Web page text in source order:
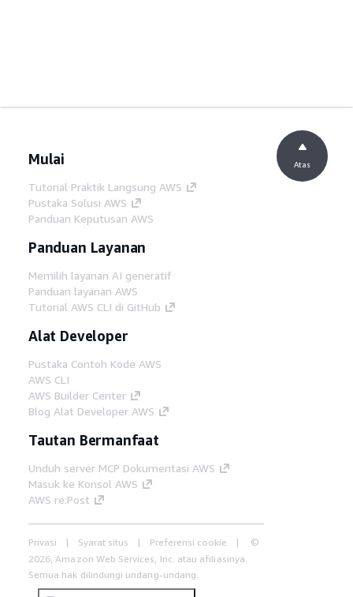
Mulai
Tutorial Praktik Langsung AWS
Pustaka Solusi AWS
Panduan Keputusan AWS
Panduan Layanan
Memilih layanan AI generatif
Panduan layanan AWS
Tutorial AWS CLI di GitHub
Alat Developer
Pustaka Contoh Kode AWS
AWS CLI
AWS Builder Center
Blog Alat Developer AWS
Tautan Bermanfaat
Unduh server MCP Dokumentasi AWS
Masuk ke Konsol AWS
AWS re:Post
Privasi Syarat situs Preferensi cookie
©
2026, Amazon Web Services, Inc. atau afiliasinya.
Semua hak dilindungi undang-undang.
Atas